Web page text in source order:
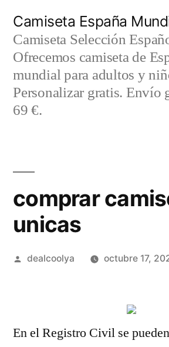
contenido
Camiseta España
Camiseta Selección
Ofrecemos camiseta de
mundial para adultos y
Personalizar gratis. Envío
69 €.
comprar
unicas
Publicado
dealcoolya octubre 17,
En el Registro Civil se